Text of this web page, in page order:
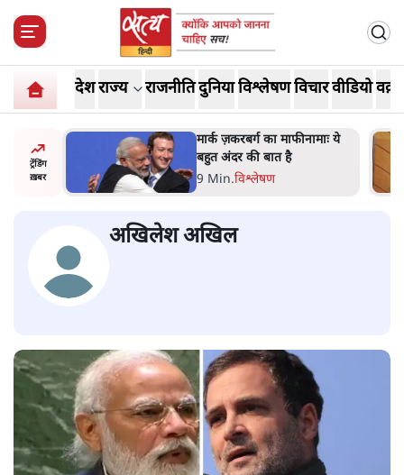
देशराज्य राजनीतिदुनियाविश्लेषणविचारवीडियो
ट्रेंडिंग
ख़बर
भागवत
मार्क ज़करबर्ग का माफीनामाः ये
बहुत अंदर की बात है
9 Min.विश्लेषण
अखिलेश अखिल